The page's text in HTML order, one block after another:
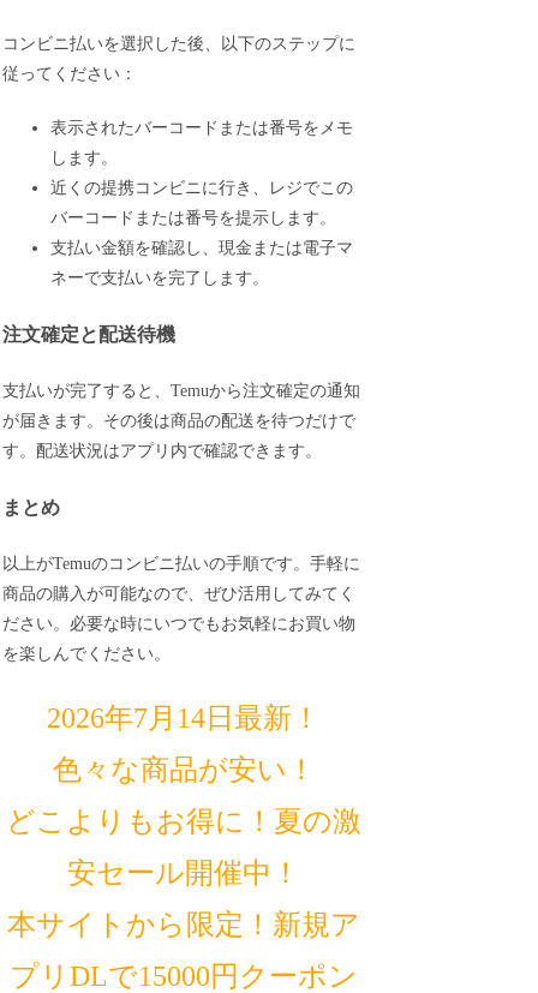
コンビニ払いを選択した後、以下のステップに
従ってください：
表示されたバーコードまたは番号をメモ
します。
近くの提携コンビニに行き、レジでこの
バーコードまたは番号を提示します。
支払い金額を確認し、現金または電子マ
ネーで支払いを完了します。
注文確定と配送待機
支払いが完了すると、Temuから注文確定の通知
が届きます。その後は商品の配送を待つだけで
す。配送状況はアプリ内で確認できます。
まとめ
以上がTemuのコンビニ払いの手順です。手軽に
商品の購入が可能なので、ぜひ活用してみてく
ださい。必要な時にいつでもお気軽にお買い物
を楽しんでください。
2026年7月14日最新！
色々な商品が安い！
どこよりもお得に！夏の激
安セール開催中！
本サイトから限定！新規ア
プリDLで15000円クーポン